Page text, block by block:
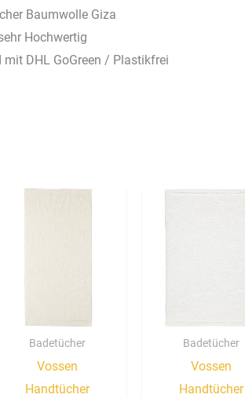
Baumwolle Giza
Hochwertig
DHL GoGreen / Plastikfrei
Badetücher
Vossen
Handtücher
Badetücher
Vossen
Handtücher